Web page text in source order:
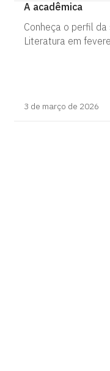
A acadêmica
Conheça o perfil
Literatura em
3 de março de 2026